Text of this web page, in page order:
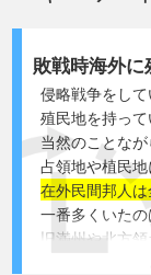
敗戦時海外
侵略戦争をし
殖民地を持って
当然のことな
占領地や植民地
在外民間邦人
一番多くいたの
旧満州や北方
引き揚げ時の